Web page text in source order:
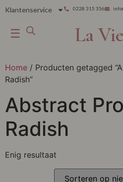
Klantenservice 0228 315 356
☰ La Vie
Home / Producten getagged
Radish”
Abstract
Radish
Enig resultaat